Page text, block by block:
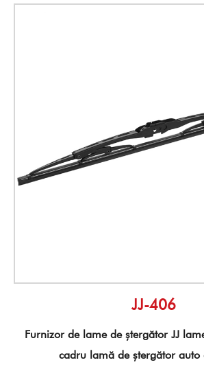
JJ-406
Furnizor de lame de ștergător JJ
cadru lamă de ștergător auto